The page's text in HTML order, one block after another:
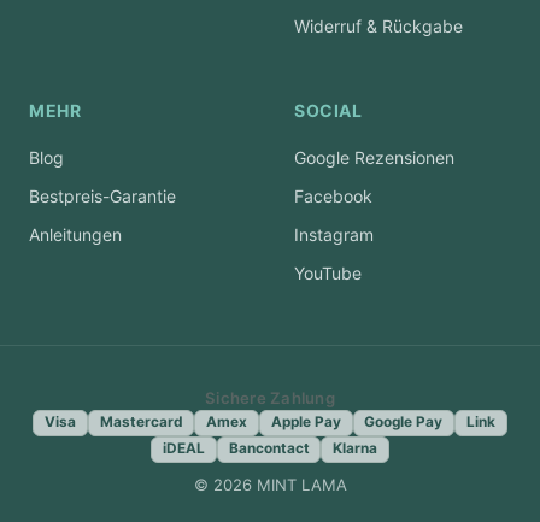
Widerruf & Rückgabe
MEHR
Blog
Bestpreis-Garantie
Anleitungen
SOCIAL
Google Rezensionen
Facebook
Instagram
YouTube
Sichere Zahlung
Visa Mastercard Amex Apple Pay Google Pay
Link
iDEAL
Bancontact Klarna
© 2026 MINT LAMA